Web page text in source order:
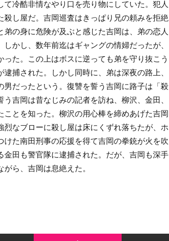
冷酷非情なやり口を売り物にしていた。犯人
し屋だ。吉岡巡査はきっぱり兄の頼みを拒絶
の身に危険が及ぶと感じた吉岡は、弟の恋人
かし、数年前迄はギャングの情婦だったが、
た。この上はボスに逆っても弟を守り抜こう
捕された。しかし同時に、弟は深夜の路上、
だったという。復讐を誓う吉岡に路子は「殺
吉岡は昔なじみの記者を訪ね、柳沢、金田、
とを知った。柳沢の用心棒を締めあげた吉岡
なブローに殺し屋は床にくずれ落ちたが、ホ
た南田刑事の応援を得て吉岡の拳銃が火を吹
田も警官隊に逮捕された。だが、吉岡も深手
ら、吉岡は息絶えた。